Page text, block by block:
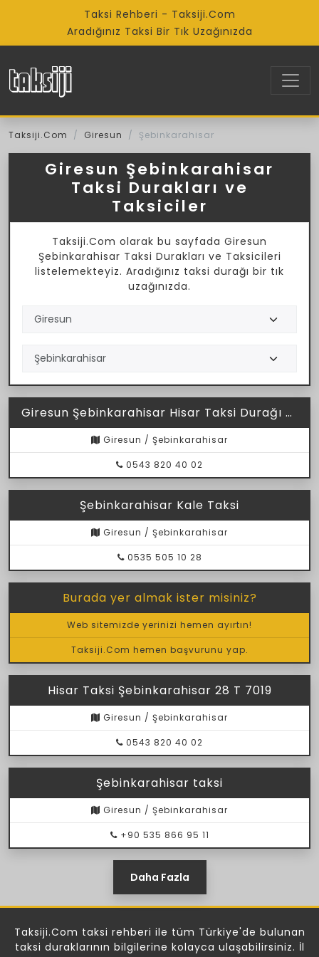
Taksi Rehberi - Taksiji.Com
Aradığınız Taksi Bir Tık Uzağınızda
Taksiji.Com Giresun Şebinkarahisar
Giresun Şebinkarahisar
Taksi Durakları ve
Taksiciler
Taksiji.Com olarak bu sayfada Giresun
Şebinkarahisar Taksi Durakları ve Taksicileri
listelemekteyiz. Aradığınız taksi durağı bir tık
uzağınızda.
Giresun Şebinkarahisar Hisar Taksi Durağı 28 T 7019
Giresun / Şebinkarahisar
0543 820 40 02
Şebinkarahisar Kale Taksi
Giresun / Şebinkarahisar
0535 505 10 28
Burada yer almak ister misiniz?
Web sitemizde yerinizi hemen ayırtın!
Taksiji.Com hemen başvurunu yap.
Hisar Taksi Şebinkarahisar 28 T 7019
Giresun / Şebinkarahisar
0543 820 40 02
Şebinkarahisar taksi
Giresun / Şebinkarahisar
+90 535 866 95 11
Daha Fazla
Taksiji.Com taksi rehberi ile tüm Türkiye'de bulunan
taksi duraklarının bilgilerine kolayca ulaşabilirsiniz. İl